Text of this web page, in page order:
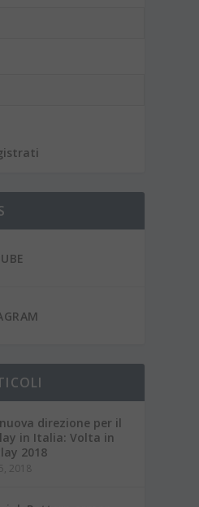
direzione per il
in Italia: Volta in
2018
2018